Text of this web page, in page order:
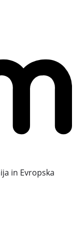
in Evropska